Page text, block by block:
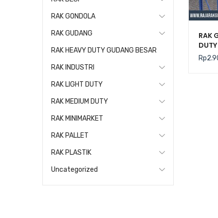
RAK
Level)
Rp
RAK GONDOLA
RAK GUDANG
RAK HEAVY DUTY GUDANG BESAR
RAK INDUSTRI
RAK LIGHT DUTY
RAK MEDIUM DUTY
RAK MINIMARKET
RAK PALLET
RAK PLASTIK
Uncategorized